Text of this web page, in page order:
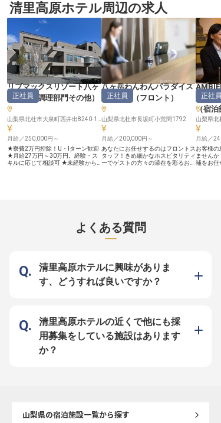
愛犬と滞在ができる「八ヶ岳わんわ
んパラダイスコテージ」。ドッグラ
ン付きコテージや露天風呂付きコテ
ージなど種類豊富なお部屋を備えた
宿泊施設です。※この求人は2024年
1月26日時点の情報です
なしを】 河口湖の雄大な自然に抱
かれた当ホテルは、訪れるお客様に
非日常の安らぎと感動を提供してい
ます。 フロント係として、お客様
が当ホテルで過ごす時間すべてが最
高の思い出となるよう、温かい笑顔
と細やかな気配りでサポートしてく
ださい。 チェックインから観光案
内、会計業務まで、お客様との出会
いを大切にし、一人ひとりの旅に寄
り添うおもてなしの心を育んでいき
ましょう。 ーー【お客様との出会
いが、あなたの成長を育む場所】
私たちは、働くスタッフ一人ひとり
がお客様との触れ合いを通じて成長
できる環境を大切にしています。
シフト制勤務でプライベートも充実
させながら、社会保険完備で安心し
て長く働ける体制を整えています。
お客様の「ありがとう」の言葉が、
日々のモチベーションに繋がるやり
がいのある仕事です。 おもてなし
のプロとして、共にキャリアを築き
ませんか。 ※2025年12月11日時点
お客様の
計、予約
務を通
までを
人ひとり
りで心に
やりが
景色の中
なしの心が輝
した環境
磨く】
円から
備の福利
る環境で
切にし、
ニケーシ
向上させ
ト制勤
間も大
くことが
をお持ち
ロフェッ
清里高原ホテル周辺の求人
リブマックスリゾート八ヶ
岳高原（ 調理部門その他）
正社員
月給／250,000円～
★寮費2万円控除！U・Iターン歓迎
★月給27万円～30万円。経験・ス
キルに応じて相談可 ★未経験から
高原野菜・信州や山梨の食材を活か
した料理を、ご宿泊のお客様にご提
を用意しています。経験豊富な方
は、ご経験に応じてポジション・待
遇を柔軟にご相談可能です。 ＜安
定企業ならでは！サポート体制抜群
当社ならではの好待遇をご用意して
います。社員寮は2万円控除（水
道・光熱費のみ自己負担）！過度な
残業を抑制する体制も力を入れてい
るため、心にゆとりを持って料理と
向き合うことができます。幅広いス
八ヶ岳わんわんパラダイス
コテージ
（フロント ）
正社員
山梨県北杜市長坂町小荒間1792
月給／200,000円～
あなたにお任せするのはフロントス
タッフ！きめ細かなホスピタリティ
ーでゲストの方々の滞在を彩るお仕
ージなど種類豊富なお部屋を備えた
宿泊施設です。※この求人は2024年
1月26日時点の情報です
（マネ
（宿泊
正社員
山梨県北
月給／
お客様の
ません
補をお任
よくある質問
清里高原ホテルに興味がありま
す、どうすれば良いですか？
清里高原ホテルの近くで他にも採
用募集をしている施設はあります
か？
山梨県の宿泊施設一覧から探す